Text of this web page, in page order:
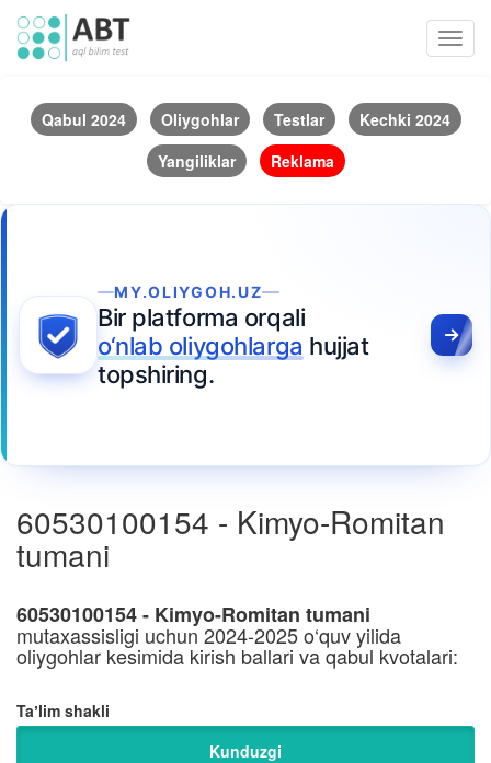
Qabul 2024 Oliygohlar Testlar
Kechki 2024
Yangiliklar
Reklama
MY.OLIYGOH.UZ
Bir platforma orqali
o‘nlab oliygohlarga hujjat
topshiring.
60530100154 - Kimyo-Romitan
tumani
60530100154 - Kimyo-Romitan tumani
mutaxassisligi uchun 2024-2025 o‘quv yilida
oliygohlar kesimida kirish ballari va qabul kvotalari:
Taʼlim shakli
Kunduzgi